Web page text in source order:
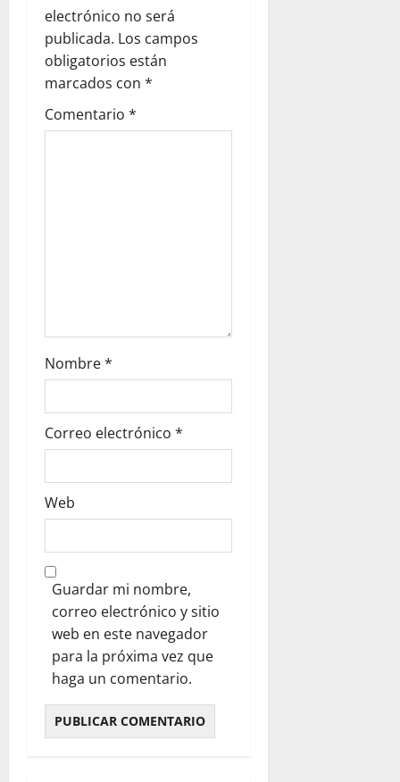
a
t
i
electrónico no será
publicada. Los campos
obligatorios están
marcados con *
Comentario *
Nombre*
Correo electrónico *
Web
Guardar mi nombre,
correo electrónico y sitio
web en este navegador
para la próxima vez que
haga un comentario.